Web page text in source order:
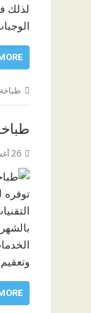
لذلك
طباخة
26 أغسطس، 2024
توفره